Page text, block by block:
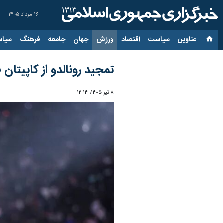
۱۶ مرداد ۱۴۰۵
عناوین‌ سیاست اقتصاد ورزش جهان جامعه فرهنگ
تمجید رونالدو از
۸ تیر ۱۴۰۵، ۱۲:۱۴